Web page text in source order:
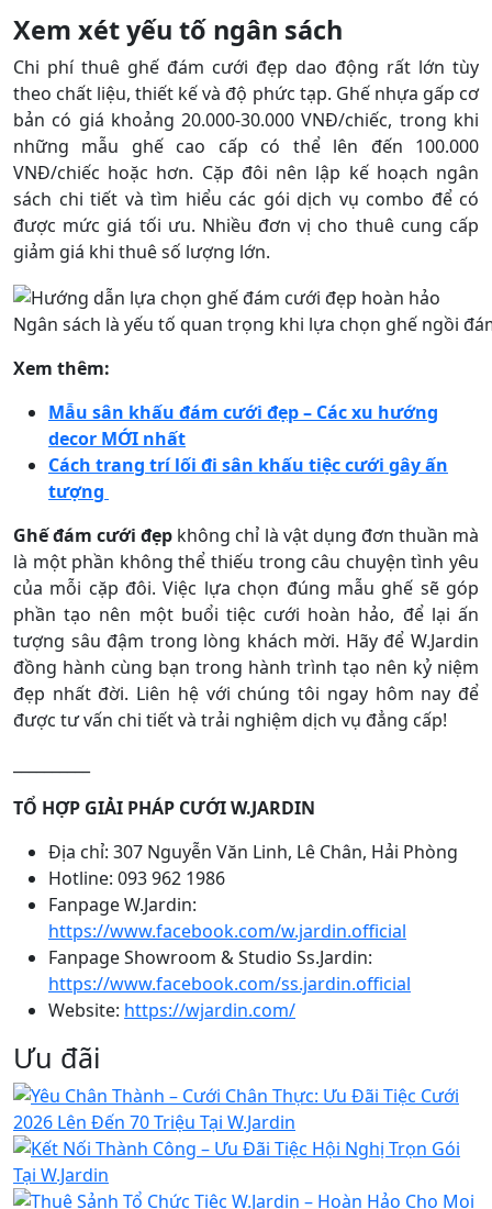
Xem xét yếu tố ngân sách
Chi phí thuê ghế đám cưới đẹp dao động rất lớn tùy
theo chất liệu, thiết kế và độ phức tạp. Ghế nhựa gấp cơ
bản có giá khoảng 20.000-30.000 VNĐ/chiếc, trong khi
những mẫu ghế cao cấp có thể lên đến 100.000
VNĐ/chiếc hoặc hơn. Cặp đôi nên lập kế hoạch ngân
sách chi tiết và tìm hiểu các gói dịch vụ combo để có
được mức giá tối ưu. Nhiều đơn vị cho thuê cung cấp
giảm giá khi thuê số lượng lớn.
Ngân sách là yếu tố quan trọng khi lựa chọn ghế ngồi
Xem thêm:
Mẫu sân khấu đám cưới đẹp – Các xu hướng
decor MỚI nhất
Cách trang trí lối đi sân khấu tiệc cưới gây ấn
tượng
Ghế đám cưới đẹp không chỉ là vật dụng đơn thuần mà
là một phần không thể thiếu trong câu chuyện tình yêu
của mỗi cặp đôi. Việc lựa chọn đúng mẫu ghế sẽ góp
phần tạo nên một buổi tiệc cưới hoàn hảo, để lại ấn
tượng sâu đậm trong lòng khách mời. Hãy để W.Jardin
đồng hành cùng bạn trong hành trình tạo nên kỷ niệm
đẹp nhất đời. Liên hệ với chúng tôi ngay hôm nay để
được tư vấn chi tiết và trải nghiệm dịch vụ đẳng cấp!
TỔ HỢP GIẢI PHÁP CƯỚI W.JARDIN
Địa chỉ: 307 Nguyễn Văn Linh, Lê Chân, Hải Phòng
Hotline: 093 962 1986
Fanpage W.Jardin:
https://www.facebook.com/w.jardin.official
Fanpage Showroom & Studio Ss.Jardin:
https://www.facebook.com/ss.jardin.official
Website: https://wjardin.com/
Ưu đãi